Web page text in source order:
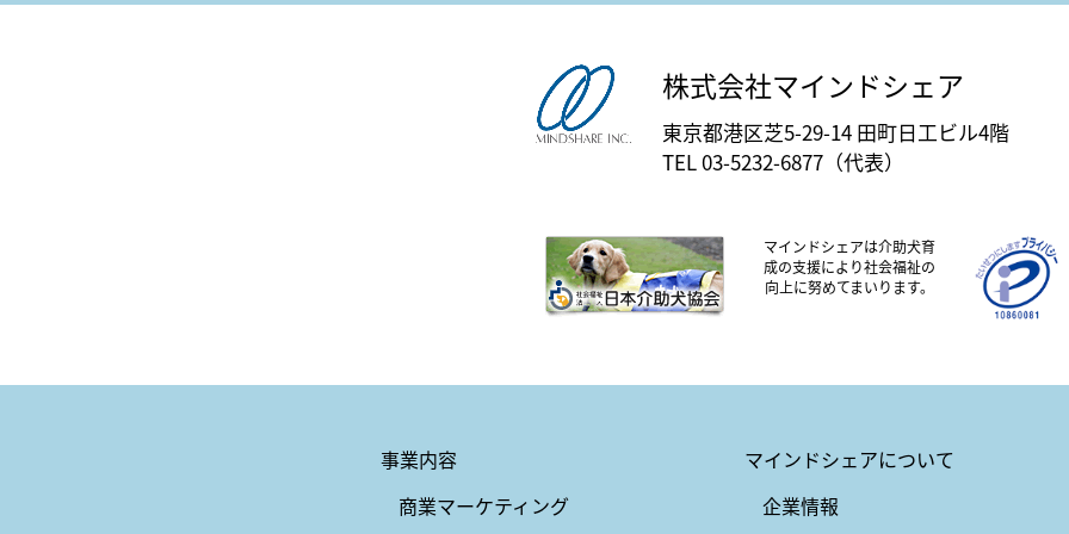
株式会社マインドシェア
東京都港区芝5-29-14 田町日工ビル4階
TEL 03-5232-6877（代表）
マインドシェアは介助犬育
成の支援により社会福祉の
向上に努めてまいります。
事業内容
商業マーケティング
マインドシェアについて
企業情報